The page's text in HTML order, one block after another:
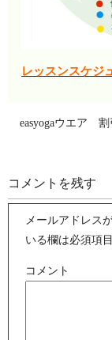
レッスンスケジ
easyogaウエア
コメントを残す
メールアドレス
いる欄は必須項
コメント